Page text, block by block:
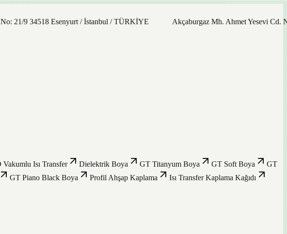
9 34518 Esenyurt / İstanbul / TÜRKİYE
Akçaburgaz Mh. Ahmet Yesevi Cd. No:
Vakumlu Isı Transfer Dielektrik Boya GT Titanyum Boya GT Soft Boya
GT
GT Piano Black Boya Profil Ahşap Kaplama
Isı Transfer Kaplama Kağıdı